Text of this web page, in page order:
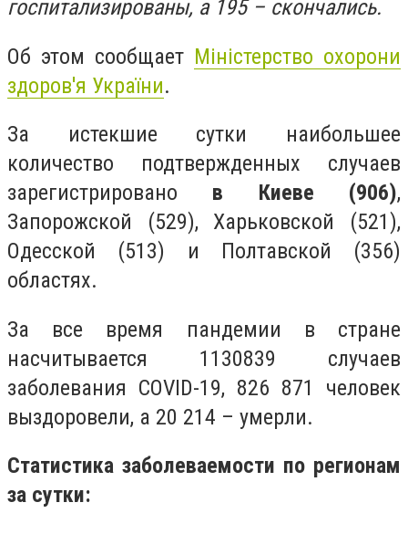
госпитализированы, а 195 – скончались.
Об этом сообщает Міністерство охорони
здоров'я України.
За истекшие сутки наибольшее
количество подтвержденных случаев
зарегистрировано в Киеве (906),
Запорожской (529), Харьковской (521),
Одесской (513) и Полтавской (356)
областях.
За все время пандемии в стране
насчитывается 1130839 случаев
заболевания COVID-19, 826 871 человек
выздоровели, а 20 214 – умерли.
Статистика заболеваемости по регионам
за сутки: